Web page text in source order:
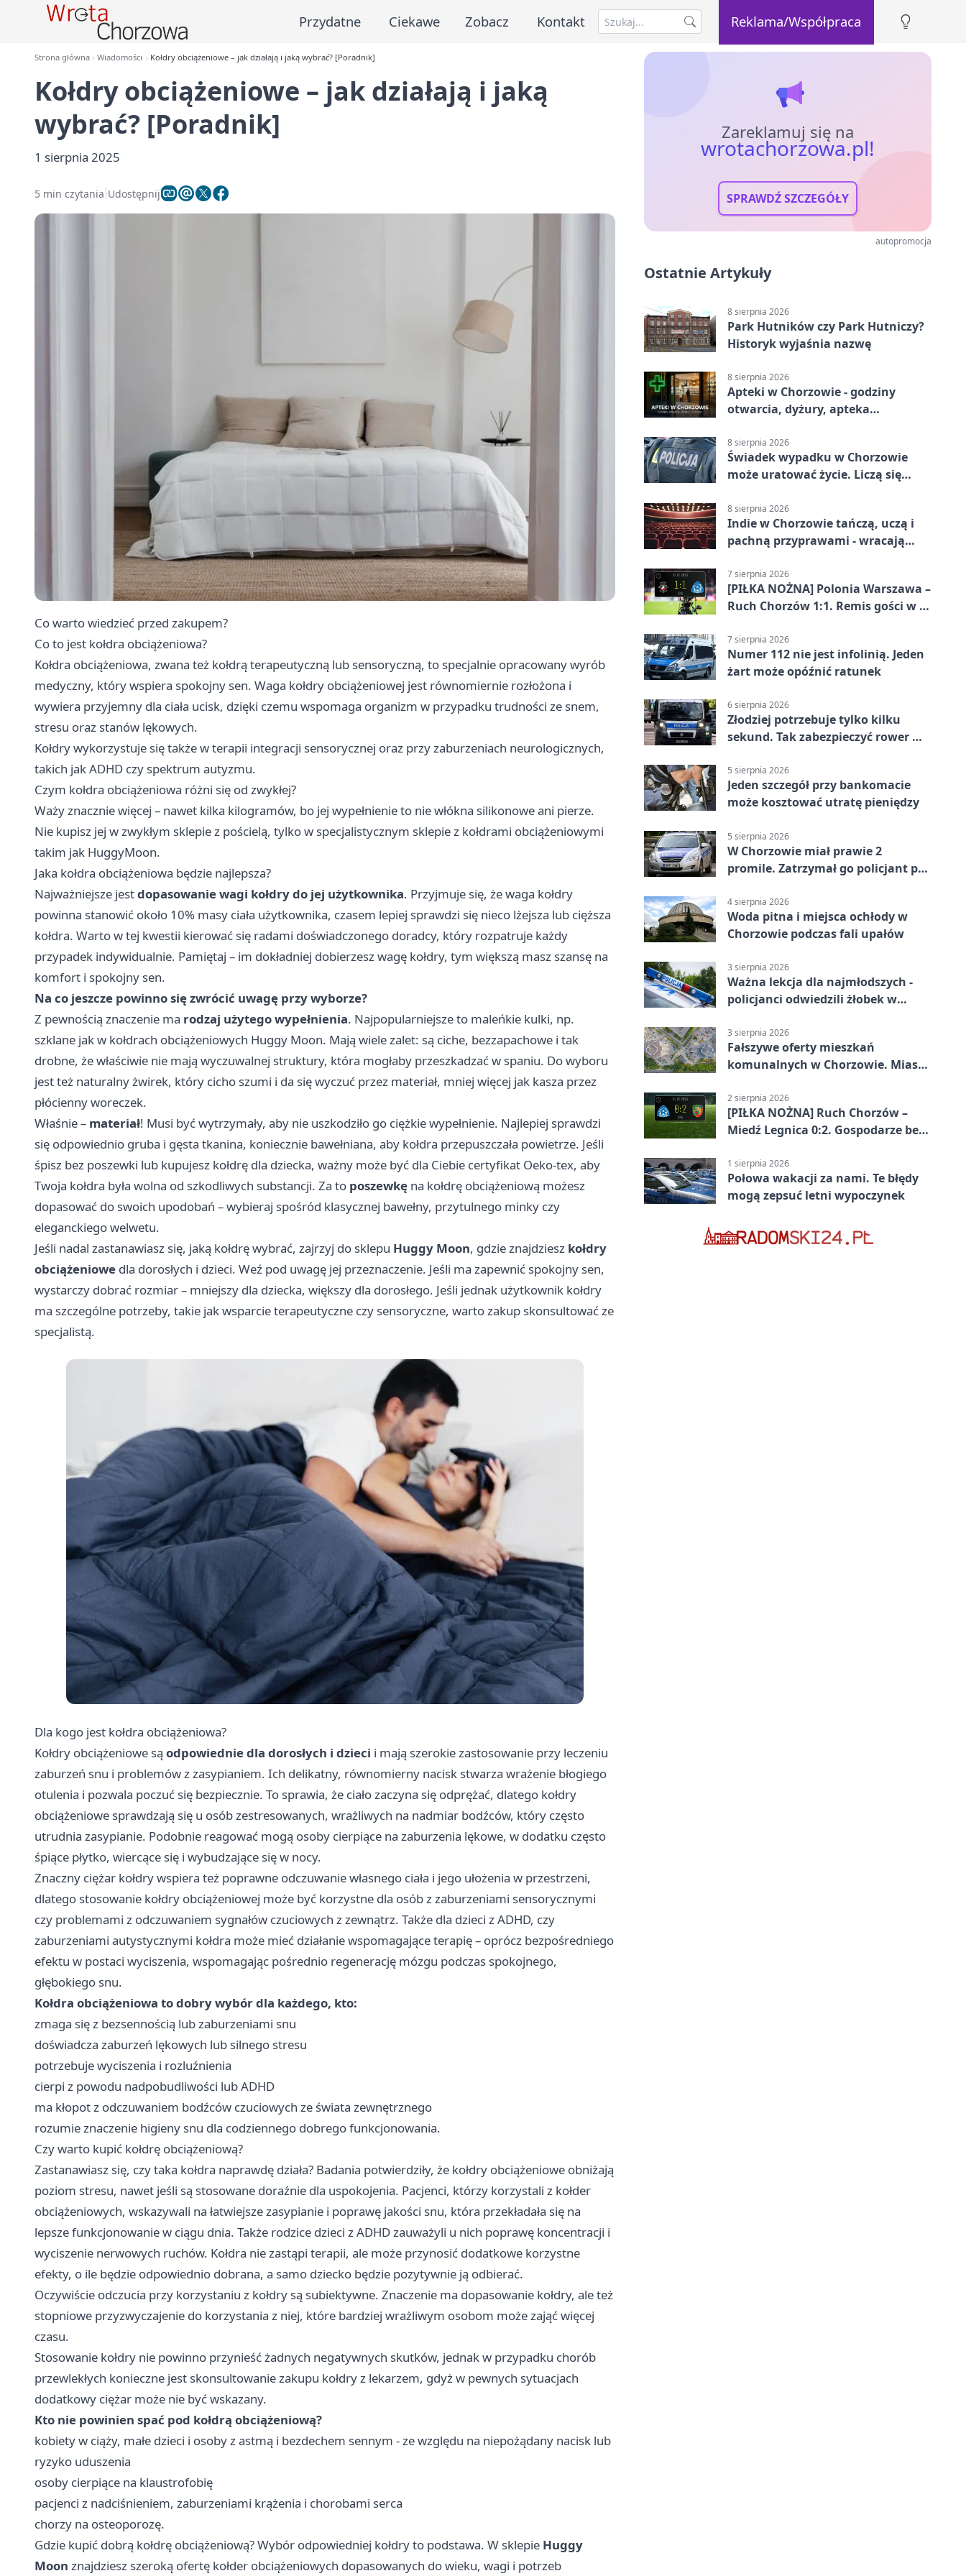
Przydatne Ciekawe Zobacz Kontakt Reklama/Współpraca
Strona główna Wiadomości Kołdry obciążeniowe – jak działają i jaką wybrać? [Poradnik]
Kołdry obciążeniowe – jak działają i jaką
wybrać? [Poradnik]
1 sierpnia 2025
5 min czytania Udostępnij
Co warto wiedzieć przed zakupem?
Co to jest kołdra obciążeniowa?
Kołdra obciążeniowa, zwana też kołdrą terapeutyczną lub sensoryczną, to specjalnie opracowany wyrób
medyczny, który wspiera spokojny sen. Waga kołdry obciążeniowej jest równomiernie rozłożona i
wywiera przyjemny dla ciała ucisk, dzięki czemu wspomaga organizm w przypadku trudności ze snem,
stresu oraz stanów lękowych.
Kołdry wykorzystuje się także w terapii integracji sensorycznej oraz przy zaburzeniach neurologicznych,
takich jak ADHD czy spektrum autyzmu.
Czym kołdra obciążeniowa różni się od zwykłej?
Waży znacznie więcej – nawet kilka kilogramów, bo jej wypełnienie to nie włókna silikonowe ani pierze.
Nie kupisz jej w zwykłym sklepie z pościelą, tylko w specjalistycznym sklepie z kołdrami obciążeniowymi
takim jak HuggyMoon.
Jaka kołdra obciążeniowa będzie najlepsza?
Najważniejsze jestdopasowanie wagi kołdry do jej użytkownika. Przyjmuje się, że waga kołdry
powinna stanowić około 10% masy ciała użytkownika, czasem lepiej sprawdzi się nieco lżejsza lub cięższa
kołdra. Warto w tej kwestii kierować się radami doświadczonego doradcy, który rozpatruje każdy
przypadek indywidualnie. Pamiętaj – im dokładniej dobierzesz wagę kołdry, tym większą masz szansę na
komfort i spokojny sen.
Na co jeszcze powinno się zwrócić uwagę przy wyborze?
Z pewnością znaczenie ma rodzaj użytego wypełnienia. Najpopularniejsze to maleńkie kulki, np.
szklane jak w kołdrach obciążeniowych Huggy Moon. Mają wiele zalet: są ciche, bezzapachowe i tak
drobne, że właściwie nie mają wyczuwalnej struktury, która mogłaby przeszkadzać w spaniu. Do wyboru
jest też naturalny żwirek, który cicho szumi i da się wyczuć przez materiał, mniej więcej jak kasza przez
płócienny woreczek.
Właśnie – materiał! Musi być wytrzymały, aby nie uszkodziło go ciężkie wypełnienie. Najlepiej sprawdzi
się odpowiednio gruba i gęsta tkanina, koniecznie bawełniana, aby kołdra przepuszczała powietrze. Jeśli
śpisz bez poszewki lub kupujesz kołdrę dla dziecka, ważny może być dla Ciebie certyfikat Oeko-tex, aby
Twoja kołdra była wolna od szkodliwych substancji. Za to poszewkę na kołdrę obciążeniową możesz
dopasować do swoich upodobań – wybieraj spośród klasycznej bawełny, przytulnego minky czy
eleganckiego welwetu.
Jeśli nadal zastanawiasz się, jaką kołdrę wybrać, zajrzyj do sklepu Huggy Moon, gdzie znajdziesz kołdry
obciążeniowe dla dorosłych i dzieci. Weź pod uwagę jej przeznaczenie. Jeśli ma zapewnić spokojny sen,
wystarczy dobrać rozmiar – mniejszy dla dziecka, większy dla dorosłego. Jeśli jednak użytkownik kołdry
ma szczególne potrzeby, takie jak wsparcie terapeutyczne czy sensoryczne, warto zakup skonsultować ze
specjalistą.
Dla kogo jest kołdra obciążeniowa?
Kołdry obciążeniowe są odpowiednie dla dorosłych i dzieci i mają szerokie zastosowanie przy leczeniu
zaburzeń snu i problemów z zasypianiem. Ich delikatny, równomierny nacisk stwarza wrażenie błogiego
otulenia i pozwala poczuć się bezpiecznie. To sprawia, że ciało zaczyna się odprężać, dlatego kołdry
obciążeniowe sprawdzają się u osób zestresowanych, wrażliwych na nadmiar bodźców, który często
utrudnia zasypianie. Podobnie reagować mogą osoby cierpiące na zaburzenia lękowe, w dodatku często
śpiące płytko, wiercące się i wybudzające się w nocy.
Znaczny ciężar kołdry wspiera też poprawne odczuwanie własnego ciała i jego ułożenia w przestrzeni,
dlatego stosowanie kołdry obciążeniowej może być korzystne dla osób z zaburzeniami sensorycznymi
czy problemami z odczuwaniem sygnałów czuciowych z zewnątrz. Także dla dzieci z ADHD, czy
zaburzeniami autystycznymi kołdra może mieć działanie wspomagające terapię – oprócz bezpośredniego
efektu w postaci wyciszenia, wspomagając pośrednio regenerację mózgu podczas spokojnego,
głębokiego snu.
Kołdra obciążeniowa to dobry wybór dla każdego, kto:
zmaga się z bezsennością lub zaburzeniami snu
doświadcza zaburzeń lękowych lub silnego stresu
potrzebuje wyciszenia i rozluźnienia
cierpi z powodu nadpobudliwości lub ADHD
ma kłopot z odczuwaniem bodźców czuciowych ze świata zewnętrznego
rozumie znaczenie higieny snu dla codziennego dobrego funkcjonowania.
Czy warto kupić kołdrę obciążeniową?
Zastanawiasz się, czy taka kołdra naprawdę działa? Badania potwierdziły, że kołdry obciążeniowe obniżają
poziom stresu, nawet jeśli są stosowane doraźnie dla uspokojenia. Pacjenci, którzy korzystali z kołder
obciążeniowych, wskazywali na łatwiejsze zasypianie i poprawę jakości snu, która przekładała się na
lepsze funkcjonowanie w ciągu dnia. Także rodzice dzieci z ADHD zauważyli u nich poprawę koncentracji i
wyciszenie nerwowych ruchów. Kołdra nie zastąpi terapii, ale może przynosić dodatkowe korzystne
efekty, o ile będzie odpowiednio dobrana, a samo dziecko będzie pozytywnie ją odbierać.
Oczywiście odczucia przy korzystaniu z kołdry są subiektywne. Znaczenie ma dopasowanie kołdry, ale też
stopniowe przyzwyczajenie do korzystania z niej, które bardziej wrażliwym osobom może zająć więcej
czasu.
Stosowanie kołdry nie powinno przynieść żadnych negatywnych skutków, jednak w przypadku chorób
przewlekłych konieczne jest skonsultowanie zakupu kołdry z lekarzem, gdyż w pewnych sytuacjach
dodatkowy ciężar może nie być wskazany.
Kto nie powinien spać pod kołdrą obciążeniową?
kobiety w ciąży, małe dzieci i osoby z astmą i bezdechem sennym - ze względu na niepożądany nacisk lub
ryzyko uduszenia
osoby cierpiące na klaustrofobię
pacjenci z nadciśnieniem, zaburzeniami krążenia i chorobami serca
chorzy na osteoporozę.
Gdzie kupić dobrą kołdrę obciążeniową? Wybór odpowiedniej kołdry to podstawa. W sklepie Huggy
Moon znajdziesz szeroką ofertę kołder obciążeniowych dopasowanych do wieku, wagi i potrzeb
Zareklamuj się na
wrotachorzowa.pl!
SPRAWDŹ SZCZEGÓŁY
autopromocja
Ostatnie Artykuły
8 sierpnia 2026
Park Hutników czy Park Hutniczy?
Historyk wyjaśnia nazwę
8 sierpnia 2026
Apteki w Chorzowie - godziny
otwarcia, dyżury, apteka
8 sierpnia 2026
Świadek wypadku w Chorzowie
może uratować życie. Liczą się
8 sierpnia 2026
Indie w Chorzowie tańczą, uczą i
pachną przyprawami - wracają
7 sierpnia 2026
[PIŁKA NOŻNA] Polonia Warszawa –
Ruch Chorzów 1:1. Remis gości w 3.
7 sierpnia 2026
Numer 112 nie jest infolinią. Jeden
żart może opóźnić ratunek
6 sierpnia 2026
Złodziej potrzebuje tylko kilku
sekund. Tak zabezpieczyć rower w
5 sierpnia 2026
Jeden szczegół przy bankomacie
może kosztować utratę pieniędzy
5 sierpnia 2026
W Chorzowie miał prawie 2
promile. Zatrzymał go policjant po
4 sierpnia 2026
Woda pitna i miejsca ochłody w
Chorzowie podczas fali upałów
3 sierpnia 2026
Ważna lekcja dla najmłodszych -
policjanci odwiedzili żłobek w
3 sierpnia 2026
Fałszywe oferty mieszkań
komunalnych w Chorzowie. Miasto
2 sierpnia 2026
[PIŁKA NOŻNA] Ruch Chorzów –
Miedź Legnica 0:2. Gospodarze bez
1 sierpnia 2026
Połowa wakacji za nami. Te błędy
mogą zepsuć letni wypoczynek